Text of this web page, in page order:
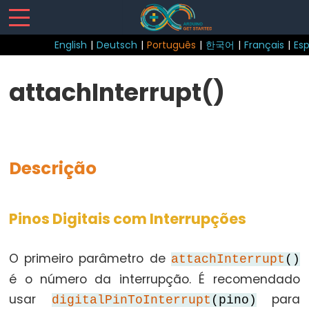
English | Deutsch | Português | 한국어 | Français |
Structure
continue
do...while
attachInterrupt()
Descrição
Pinos Digitais com Interrupções
O primeiro parâmetro de attachInterrupt ()
é o número da interrupção. É recomendado
usar
digitalPinToInterrupt (pino)
para